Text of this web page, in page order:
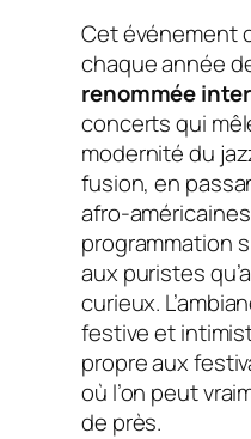
Cet événement
chaque année
renommée
concerts qui
modernité du
fusion, en
afro-
programmation
aux puristes
curieux.
festive et
propre aux
où l’on peut
de près.